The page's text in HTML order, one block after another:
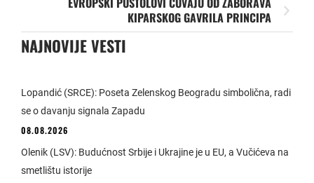
KIPARSKOG GAVRILA PRINCIPA
NAJNOVIJE VESTI
Lopandić (SRCE): Poseta Zelenskog Beogradu simbolična, radi
se o davanju signala Zapadu
08.08.2026
Olenik (LSV): Budućnost Srbije i Ukrajine je u EU, a Vučićeva na
smetlištu istorije